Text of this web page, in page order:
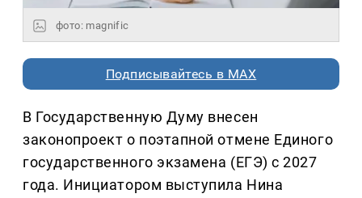
фото: magnific
Подписывайтесь в MAX
В Государственную Думу внесен
законопроект о поэтапной отмене Единого
государственного экзамена (ЕГЭ) с 2027
года. Инициатором выступила Нина